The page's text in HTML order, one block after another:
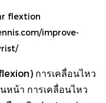
flextion
improve-
การเคลื่อนไหว
หน้า การเคลื่อนไหว